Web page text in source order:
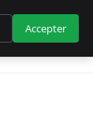
Accepter